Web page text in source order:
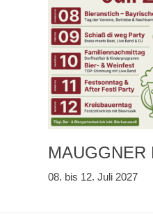
MAUGGNER
08. bis 12. Juli 2027